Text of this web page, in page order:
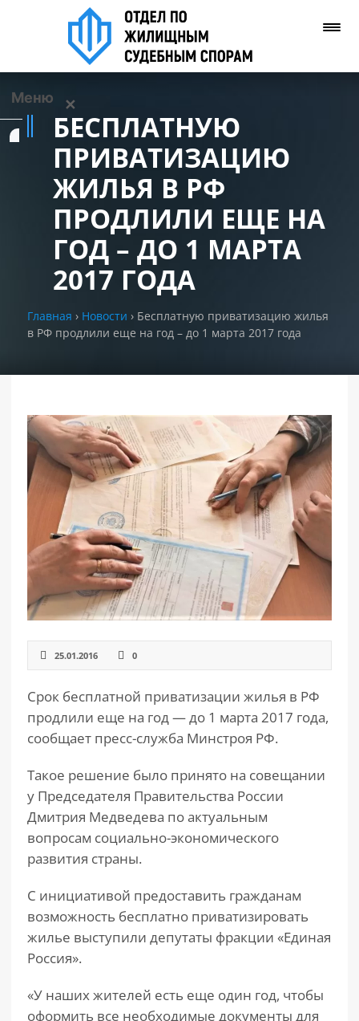
Меню ✕
Задать вопрос
Позвонить нам
БЕСПЛАТНУЮ
ПРИВАТИЗАЦИЮ
ЖИЛЬЯ В РФ
ПРОДЛИЛИ ЕЩЕ НА
ГОД – ДО 1 МАРТА
2017 ГОДА
Главная › Новости › Бесплатную приватизацию жилья
в РФ продлили еще на год – до 1 марта 2017 года
25.01.2016 0
Срок бесплатной приватизации жилья в РФ
продлили еще на год — до 1 марта 2017 года,
сообщает пресс-служба Минстроя РФ.
Такое решение было принято на совещании
у Председателя Правительства России
Дмитрия Медведева по актуальным
вопросам социально-экономического
развития страны.
С инициативой предоставить гражданам
возможность бесплатно приватизировать
жилье выступили депутаты фракции «Единая
Россия».
«У наших жителей есть еще один год, чтобы
оформить все необходимые документы для